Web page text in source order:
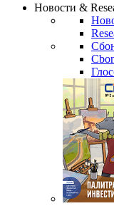
Новости &